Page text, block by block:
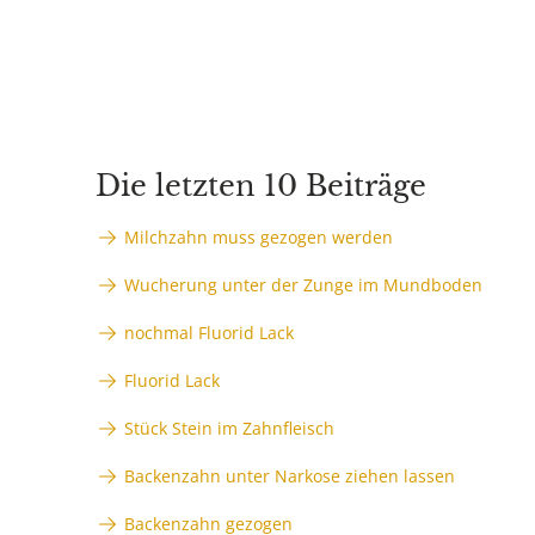
Die letzten 10 Beiträge
Milchzahn muss gezogen werden
Wucherung unter der Zunge im Mundboden
nochmal Fluorid Lack
Fluorid Lack
Stück Stein im Zahnfleisch
Backenzahn unter Narkose ziehen lassen
Backenzahn gezogen